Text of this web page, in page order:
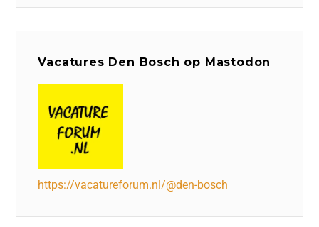
Vacatures Den Bosch op Mastodon
https://vacatureforum.nl/@den-bosch